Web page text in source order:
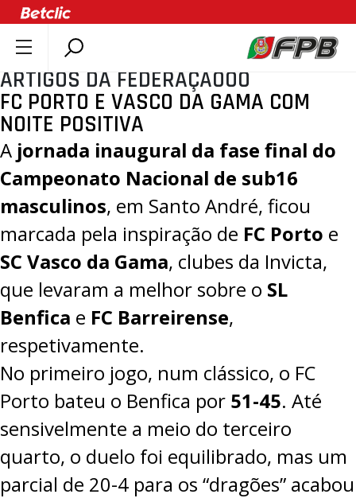
SOBRE A FPB
DOCUMENTOS
ÚLTIMAS
COMPETIÇÕES
ASSOCIAÇÕES
CLUBES
AGENTES
AGENDA
SELEÇÕES
MINIBASQUETE
ÁREA TÉCNICA
PROJETOS
LIGA BETCLIC MASCULINA
LIGA BETCLIC FEMININA
ARTIGOS DA FEDERAÇÃOOO
FC PORTO E VASCO DA GAMA COM
NOITE POSITIVA
A jornada inaugural da fase final do
Campeonato Nacional de sub16
masculinos, em Santo André, ficou
marcada pela inspiração de FC Porto e
SC Vasco da Gama, clubes da Invicta,
que levaram a melhor sobre o SL
Benfica e FC Barreirense,
respetivamente.
No primeiro jogo, num clássico, o FC
Porto bateu o Benfica por 51-45. Até
sensivelmente a meio do terceiro
quarto, o duelo foi equilibrado, mas um
parcial de 20-4 para os “dragões” acabou